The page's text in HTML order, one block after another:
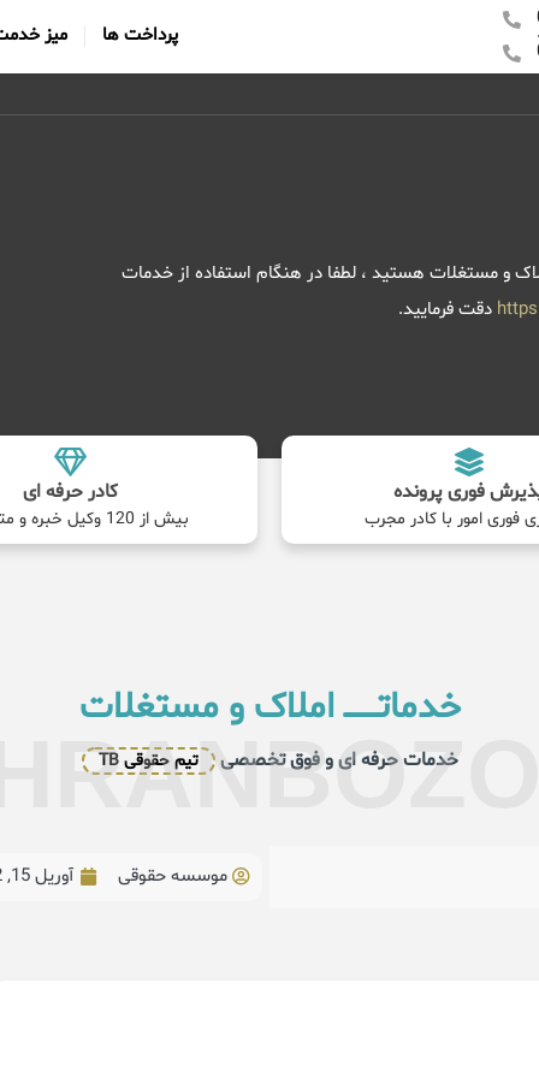
پرداخت ها میز
مستغلات هستید ، لطفا در هنگام استفاده از خدمات
دقت فرمایید.
فوری پرونده
فوری امور با کادر مجرب
کادر حرفه ای
بیش از 120 وکیل خبره و متخصص
خدماتـــــــ املاک و مستغلات
خدمات حرفه ای و فوق تخصصی تیم حقوقی TB
موسسه حقوقی آوریل 15, 2022